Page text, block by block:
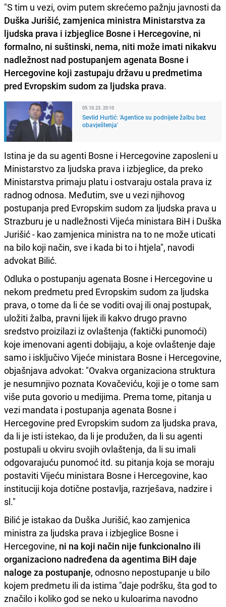
"S tim u vezi, ovim putem skrećemo pažnju javnosti da
Duška Jurišić, zamjenica ministra Ministarstva za
ljudska prava i izbjeglice Bosne i Hercegovine, ni
formalno, ni suštinski, nema, niti može imati nikakvu
nadležnost nad postupanjem agenata Bosne i
Hercegovine koji zastupaju državu u predmetima
pred Evropskim sudom za ljudska prava.
05.10.23. 20:10
Sevlid Hurtić: 'Agentice su podnijele žalbu bez
obavještenja'
Istina je da su agenti Bosne i Hercegovine zaposleni u
Ministarstvo za ljudska prava i izbjeglice, da preko
Ministarstva primaju platu i ostvaraju ostala prava iz
radnog odnosa. Međutim, sve u vezi njihovog
postupanja pred Evropskim sudom za ljudska prava u
Strazburu je u nadležnosti Vijeća ministara BiH i Duška
Jurišić - kao zamjenica ministra na to ne može uticati
na bilo koji način, sve i kada bi to i htjela", navodi
advokat Bilić.
Odluka o postupanju agenata Bosne i Hercegovine u
nekom predmetu pred Evropskim sudom za ljudska
prava, o tome da li će se voditi ovaj ili onaj postupak,
uložiti žalba, pravni lijek ili kakvo drugo pravno
sredstvo proizilazi iz ovlaštenja (faktički punomoći)
koje imenovani agenti dobijaju, a koje ovlaštenje daje
samo i isključivo Vijeće ministara Bosne i Hercegovine,
objašnjava advokat: "Ovakva organizaciona struktura
je nesumnjivo poznata Kovačeviću, koji je o tome sam
više puta govorio u medijima. Prema tome, pitanja u
vezi mandata i postupanja agenata Bosne i
Hercegovine pred Evropskim sudom za ljudska prava,
da li je isti istekao, da li je produžen, da li su agenti
postupali u okviru svojih ovlaštenja, da li su imali
odgovarajuću punomoć itd. su pitanja koja se moraju
postaviti Vijeću ministara Bosne i Hercegovine, kao
instituciji koja dotične postavlja, razrješava, nadzire i
sl."
Bilić je istakao da Duška Jurišić, kao zamjenica
ministra za ljudska prava i izbjeglice Bosne i
Hercegovine, ni na koji način nije funkcionalno ili
organizaciono nadređena da agentima BiH daje
naloge za postupanje, odnosno nepostupanje u bilo
kojem predmetu ili da istima "daje podršku, šta god to
značilo i koliko god se neko u kuloarima navodno